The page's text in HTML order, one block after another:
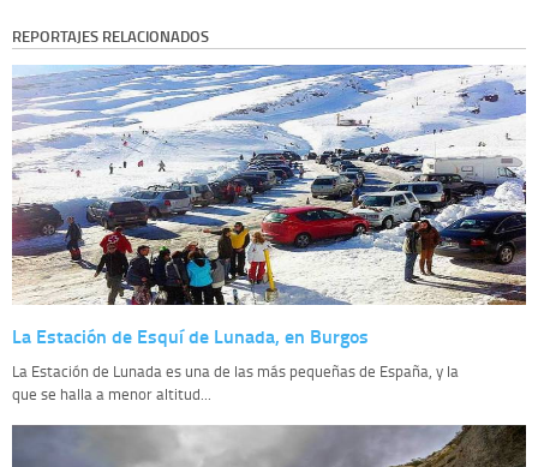
REPORTAJES RELACIONADOS
La Estación de Esquí de Lunada, en Burgos
La Estación de Lunada es una de las más pequeñas de España, y la
que se halla a menor altitud...